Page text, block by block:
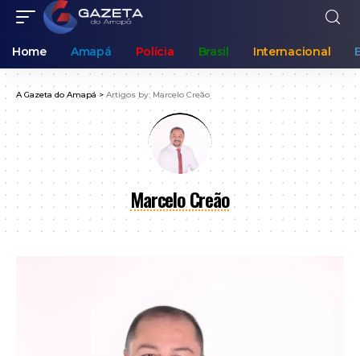
Home Amapá Polícia Brasil Internacional
A Gazeta do Amapá > Artigos by: Marcelo Creão
Marcelo Creão